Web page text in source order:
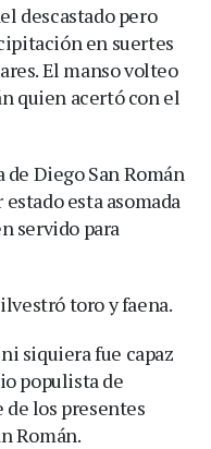
descastado pero
en suertes
El manso volteo
quien acertó con el
Diego San Román
esta asomada
servido para
toro y faena.
siquiera fue capaz
populista de
de los presentes
Román.